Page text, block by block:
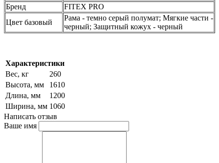
Бренд
FITEX PRO
Цвет базовый
Рама - темно серый полумат; Мягкие части -
черный; Защитный кожух - черный
Характеристики
Вес, кг
260
Высота, мм
1610
Длина, мм
1200
Ширина, мм 1060
Написать отзыв
Ваше имя